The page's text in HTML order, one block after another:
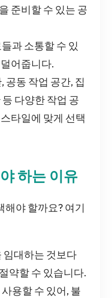
준비할 수 있는 공
과 소통할 수 있
어줍니다.
공동 작업 공간, 집
다양한 작업 공
타일에 맞게 선택
하는 이유
해야 할까요? 여기
임대하는 것보다
약할 수 있습니다.
용할 수 있어, 불